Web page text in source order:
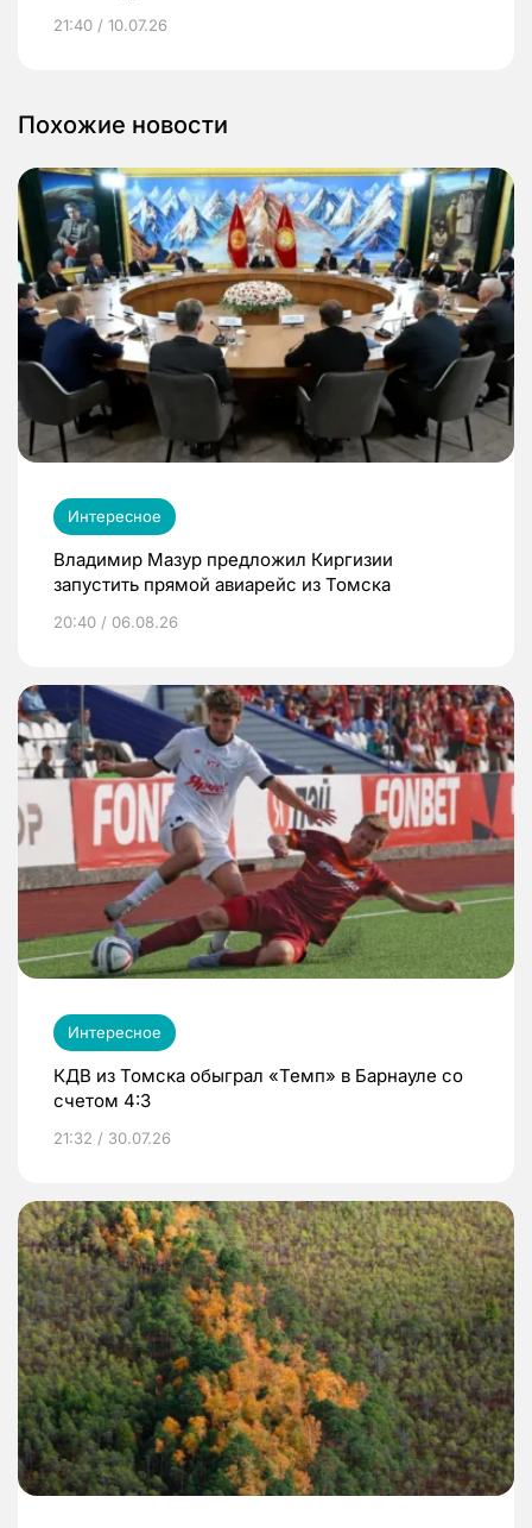
21:40 / 10.07.26
Похожие новости
Интересное
Владимир Мазур предложил Киргизии
запустить прямой авиарейс из Томска
20:40 / 06.08.26
Интересное
КДВ из Томска обыграл «Темп» в Барнауле со
счетом 4:3
21:32 / 30.07.26